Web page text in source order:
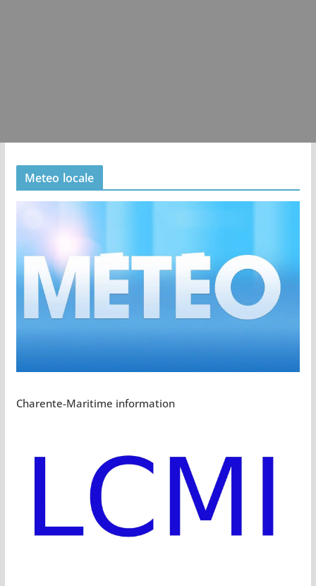
Meteo locale
Charente-Maritime information